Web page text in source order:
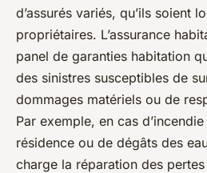
d’assurés variés, qu’ils soient
propriétaires. L’assurance
panel de garanties habitation
des sinistres susceptibles de
dommages matériels ou de
Par exemple, en cas
résidence ou de dégâts des
charge la réparation des